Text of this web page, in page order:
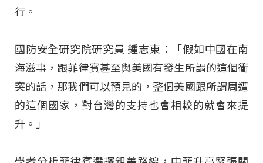
行。
國防安全研究院研究員 鍾志東：「假如中國在南
海滋事，跟菲律賓甚至與美國有發生所謂的這個衝
突的話，那我們可以預見的，整個美國跟所謂周遭
的這個國家，對台灣的支持也會相較的就會來提
升。」